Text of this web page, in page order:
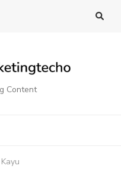
Content